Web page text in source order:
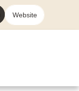
Website